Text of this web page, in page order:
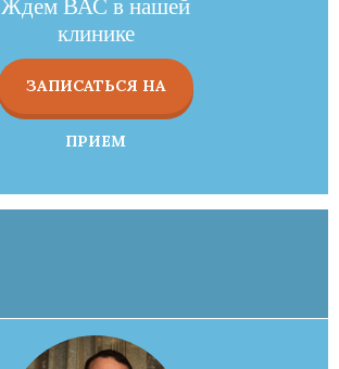
Ждем ВАС в нашей
клинике
ЗАПИСАТЬСЯ НА
ПРИЕМ